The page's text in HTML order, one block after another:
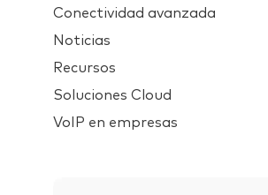
Conectividad avanzada
Noticias
Recursos
Soluciones Cloud
VoIP en empresas